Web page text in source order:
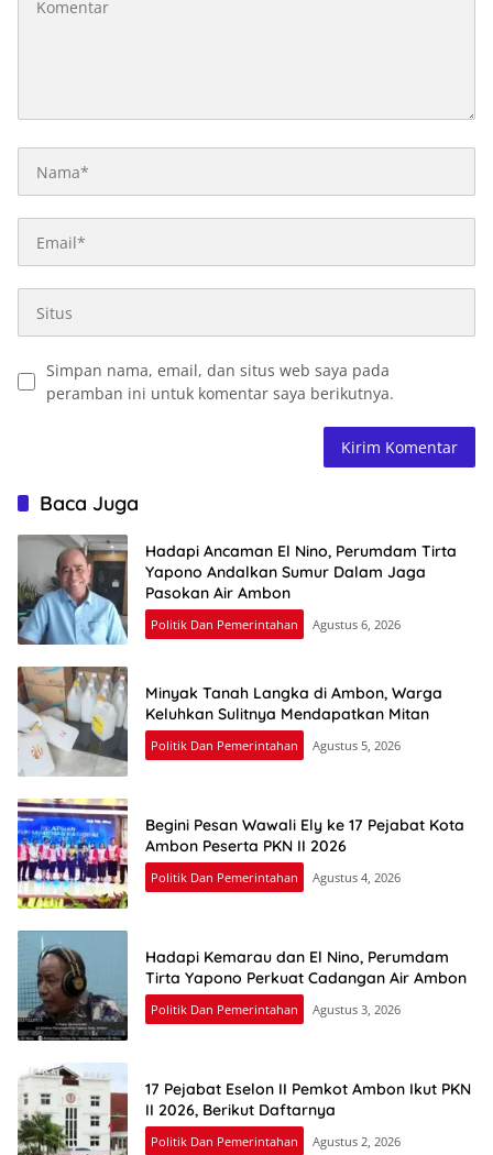
Simpan nama, email, dan situs web saya pada
peramban ini untuk komentar saya berikutnya.
Baca Juga
Hadapi Ancaman El Nino, Perumdam Tirta
Yapono Andalkan Sumur Dalam Jaga
Pasokan Air Ambon
Politik Dan Pemerintahan Agustus 6, 2026
Minyak Tanah Langka di Ambon, Warga
Keluhkan Sulitnya Mendapatkan Mitan
Politik Dan Pemerintahan Agustus 5, 2026
Begini Pesan Wawali Ely ke 17 Pejabat Kota
Ambon Peserta PKN II 2026
Politik Dan Pemerintahan Agustus 4, 2026
Hadapi Kemarau dan El Nino, Perumdam
Tirta Yapono Perkuat Cadangan Air Ambon
Politik Dan Pemerintahan Agustus 3, 2026
17 Pejabat Eselon II Pemkot Ambon Ikut PKN
II 2026, Berikut Daftarnya
Politik Dan Pemerintahan Agustus 2, 2026